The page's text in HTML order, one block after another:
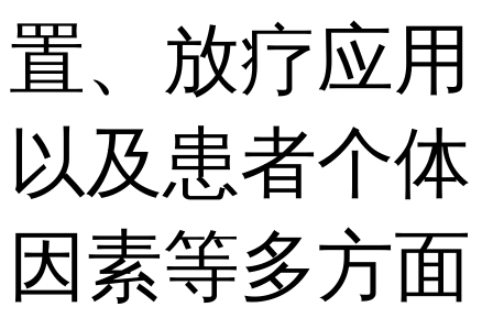
置、放疗应用
以及患者个体
因素等多方面